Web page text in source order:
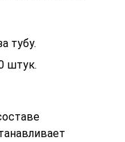
тубу.
штук.